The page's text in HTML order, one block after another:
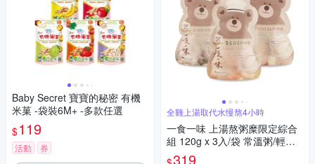
Baby Secret 寶寶的秘密 有機
米菓 -袋裝6M+ -多款任選
$119
活動 券
全雞上湯取代水慢熬4小時
一食一味 上湯熬粥糜限定綜合
組 120g x 3入/袋 常溫粥/輕食
粥/寶寶粥/副食品
319